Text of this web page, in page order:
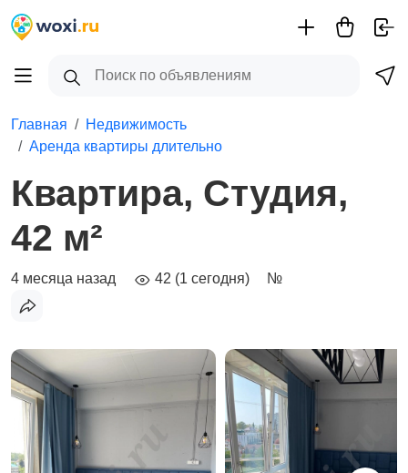
Главная
Недвижимость
Аренда квартиры длительно
Квартира, Студия,
42 м²
4 месяца назад 42 (1 сегодня) №